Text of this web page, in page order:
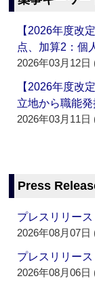
【2026年度改
点、加算2：個
2026年03月12日
【2026年度改
立地から職能
2026年03月11日
Press
プレスリリー
2026年08月07日
プレスリリー
2026年08月06日